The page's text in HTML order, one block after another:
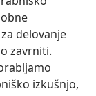
delovanje
zavrniti.
izkušnjo,